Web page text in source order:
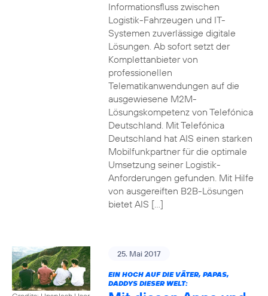
Informationsfluss zwischen
Logistik-Fahrzeugen und IT-
Systemen zuverlässige digitale
Lösungen. Ab sofort setzt der
Komplettanbieter von
professionellen
Telematikanwendungen auf die
ausgewiesene M2M-
Lösungskompetenz von Telefónica
Deutschland. Mit Telefónica
Deutschland hat AIS einen starken
Mobilfunkpartner für die optimale
Umsetzung seiner Logistik-
Anforderungen gefunden. Mit Hilfe
von ausgereiften B2B-Lösungen
bietet AIS […]
25. Mai 2017
EIN HOCH AUF DIE VÄTER, PAPAS,
DADDYS DIESER WELT: